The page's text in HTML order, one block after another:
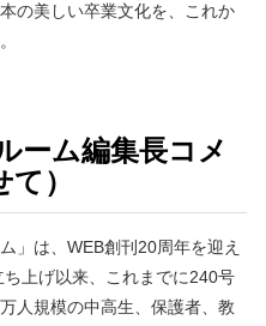
の美しい卒業文化を、これか
ーム編集長コメ
）
」は、WEB創刊20周年を迎え
上げ以来、これまでに240号
人規模の中高生、保護者、教